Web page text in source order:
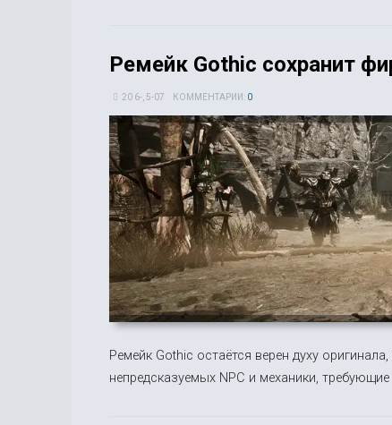
Ремейк Gothic сохранит
20 6-, 5-07 КОММЕНТАРИИ: 0
Ремейк Gothic остаётся верен духу
непредсказуемых NPC и механики,